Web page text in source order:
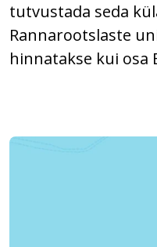
tutvustada seda
Rannarootslaste
hinnatakse kui